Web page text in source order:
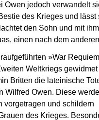
Owen jedoch verwandelt
des Krieges und lässt
den Sohn und mit
einen nach dem
»War
Weltkriegs gewidmet
Britten die lateinische
Wilfred Owen. Diese
vorgetragen und schildern
des Krieges.